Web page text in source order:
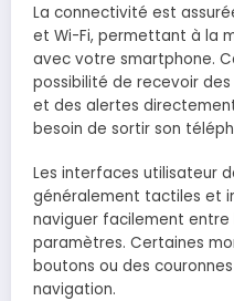
La connectivité est
et Wi-Fi, permettant à la
avec votre smartphone.
possibilité de recevoir
et des alertes
besoin de sortir son
Les interfaces utilisateur
généralement tactiles et
naviguer facilement
paramètres. Certaines
boutons ou des
navigation.